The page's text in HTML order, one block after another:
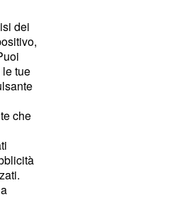
dei
tue
che